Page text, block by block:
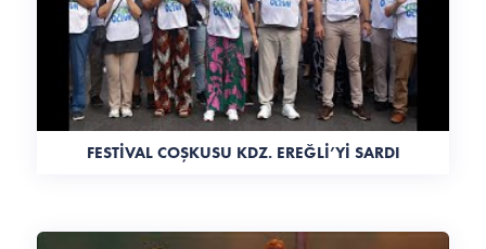
FESTİVAL COŞKUSU KDZ. EREĞLİ’Yİ SARDI